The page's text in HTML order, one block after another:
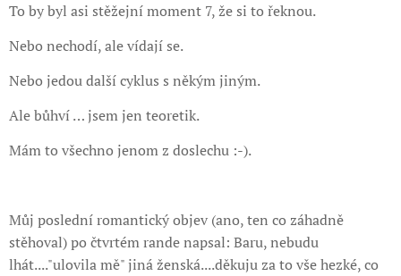
To by byl asi stěžejní moment 7, že si to řeknou.
Nebo nechodí, ale vídají se.
Nebo jedou další cyklus s někým jiným.
Ale bůhví … jsem jen teoretik.
Mám to všechno jenom z doslechu :-).
Můj poslední romantický objev (ano, ten co záhadně
stěhoval) po čtvrtém rande napsal: Baru, nebudu
lhát...."ulovila mě" jiná ženská....děkuju za to vše hezké, co